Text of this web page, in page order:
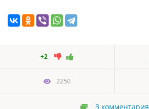
+2
2250
3 комментария